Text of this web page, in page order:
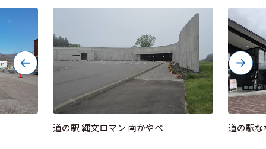
道の駅 縄文ロマン 南かやべ 道の駅